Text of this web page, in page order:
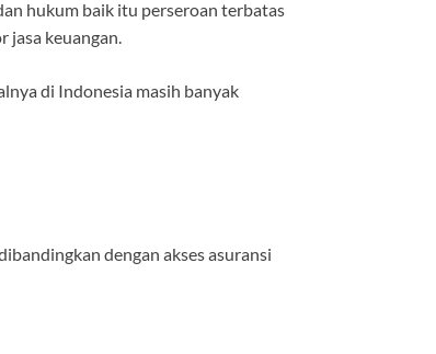
hukum baik itu perseroan terbatas
jasa keuangan.
di Indonesia masih banyak
dengan akses asuransi